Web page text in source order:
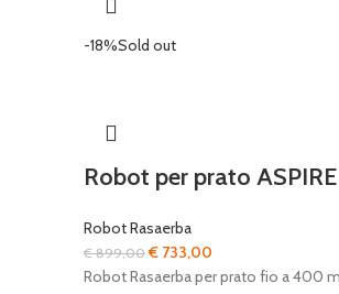
-18%Sold out
Robot per prato
Robot Rasaerba
€899,00Il
prezzo
€ 733,00
prezzo
Robot Rasaerba per prato fio a 400